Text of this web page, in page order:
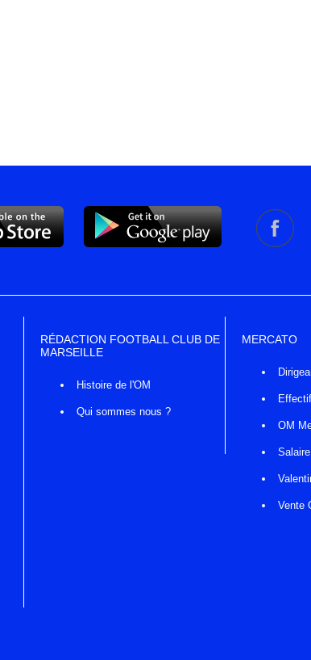
RÉDACTION FOOTBALL CLUB DE
MARSEILLE
Histoire de l'OM
Qui sommes nous ?
MERCATO
OM
Vente